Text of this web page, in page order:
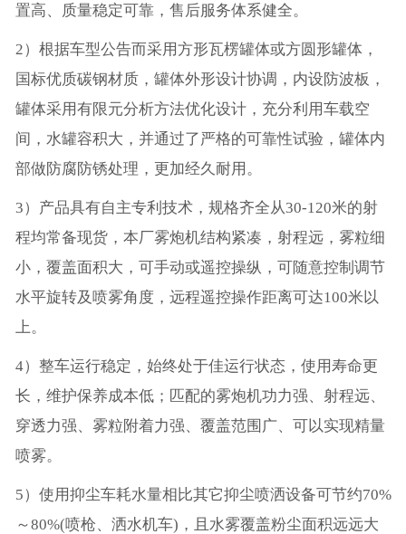
置高、质量稳定可靠，售后服务体系健全。
2）根据车型公告而采用方形瓦楞罐体或方圆形罐体，
国标优质碳钢材质，罐体外形设计协调，内设防波板，
罐体采用有限元分析方法优化设计，充分利用车载空
间，水罐容积大，并通过了严格的可靠性试验，罐体内
部做防腐防锈处理，更加经久耐用。
3）产品具有自主专利技术，规格齐全从30-120米的射
程均常备现货，本厂雾炮机结构紧凑，射程远，雾粒细
小，覆盖面积大，可手动或遥控操纵，可随意控制调节
水平旋转及喷雾角度，远程遥控操作距离可达100米以
上。
4）整车运行稳定，始终处于佳运行状态，使用寿命更
长，维护保养成本低；匹配的雾炮机功力强、射程远、
穿透力强、雾粒附着力强、覆盖范围广、可以实现精量
喷雾。
5）使用抑尘车耗水量相比其它抑尘喷洒设备可节约70%
～80%(喷枪、洒水机车)，且水雾覆盖粉尘面积远远大